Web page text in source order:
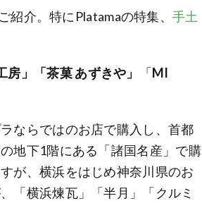
紹介。特にPlatamaの特集、手土
」「茶菓 あずきや」 「MI
ならではのお店で購入し、首都
地下1階にある「諸国名産」で購
が、横浜をはじめ神奈川県のお
「横浜煉瓦」「半月」「クルミ